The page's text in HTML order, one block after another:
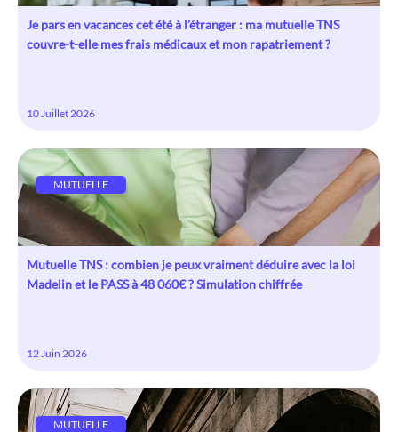
Je pars en vacances cet été à l’étranger : ma mutuelle TNS
couvre-t-elle mes frais médicaux et mon rapatriement ?
10 Juillet 2026
MUTUELLE
Mutuelle TNS : combien je peux vraiment déduire avec la loi
Madelin et le PASS à 48 060€ ? Simulation chiffrée
12 Juin 2026
MUTUELLE